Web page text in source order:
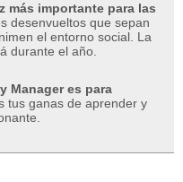
más importante para las
desenvueltos que sepan
el entorno social. La
durante el año.
Manager es para
tus ganas de aprender y